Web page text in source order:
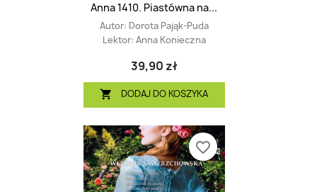
Anna 1410. Piastówna na...
Autor: Dorota Pająk-Puda
Lektor: Anna Konieczna
39,90 zł
 DODAJ DO KOSZYKA
favorite_border